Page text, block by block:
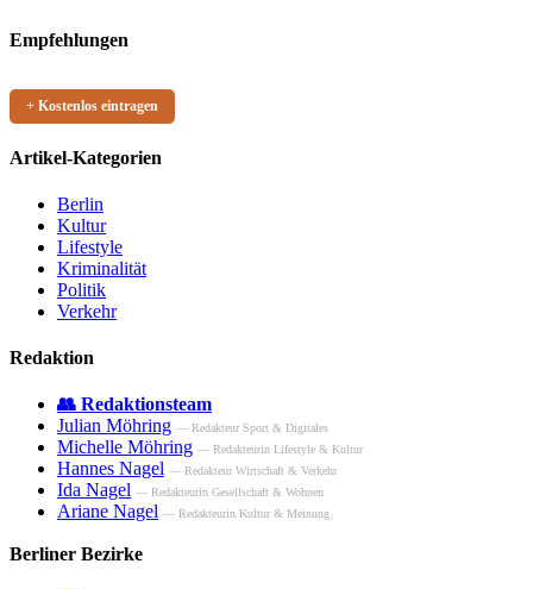
Empfehlungen
+ Kostenlos eintragen
Artikel-Kategorien
Berlin
Kultur
Lifestyle
Kriminalität
Politik
Verkehr
Redaktion
👥 Redaktionsteam
Julian Möhring — Redakteur Sport & Digitales
Michelle Möhring — Redakteurin Lifestyle & Kultur
Hannes Nagel — Redakteur Wirtschaft & Verkehr
Ida Nagel — Redakteurin Gesellschaft & Wohnen
Ariane Nagel — Redakteurin Kultur & Meinung
Berliner Bezirke